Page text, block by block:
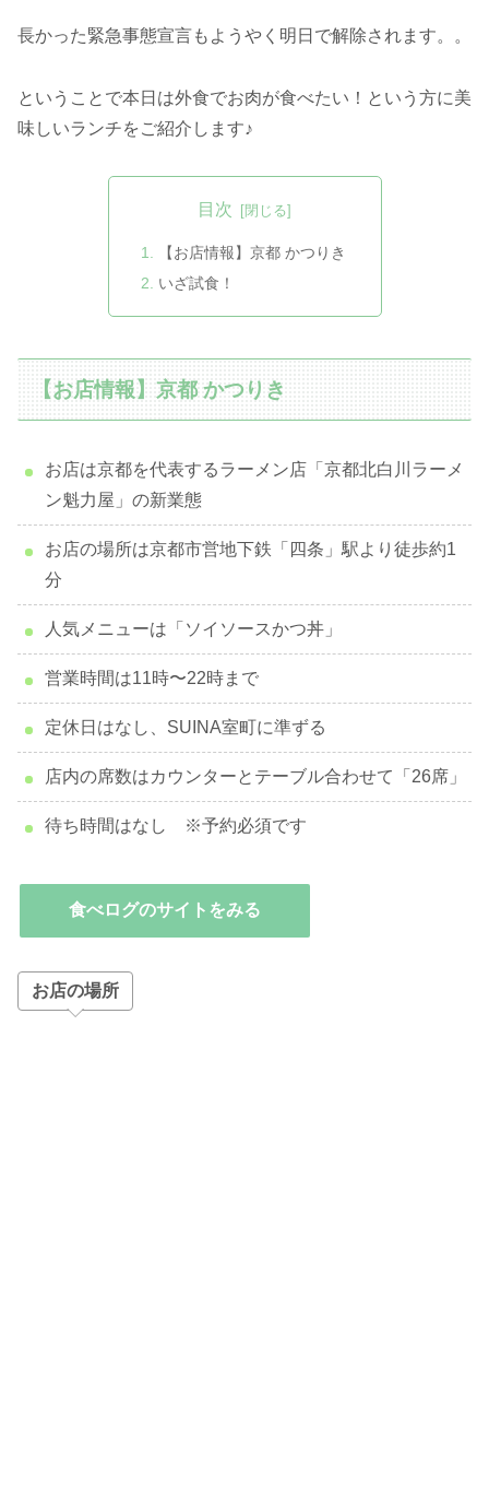
長かった緊急事態宣言もようやく明日で解除されます。。
ということで本日は外食でお肉が食べたい！という方に美
味しいランチをご紹介します♪
目次
【お店情報】京都 かつりき
いざ試食！
【お店情報】京都 かつりき
お店は京都を代表するラーメン店「京都北白川ラーメ
ン魁力屋」の新業態
お店の場所は京都市営地下鉄「四条」駅より徒歩約1
分
人気メニューは「ソイソースかつ丼」
営業時間は11時〜22時まで
定休日はなし、SUINA室町に準ずる
店内の席数はカウンターとテーブル合わせて「26席」
待ち時間はなし ※予約必須です
食べログのサイトをみる
お店の場所